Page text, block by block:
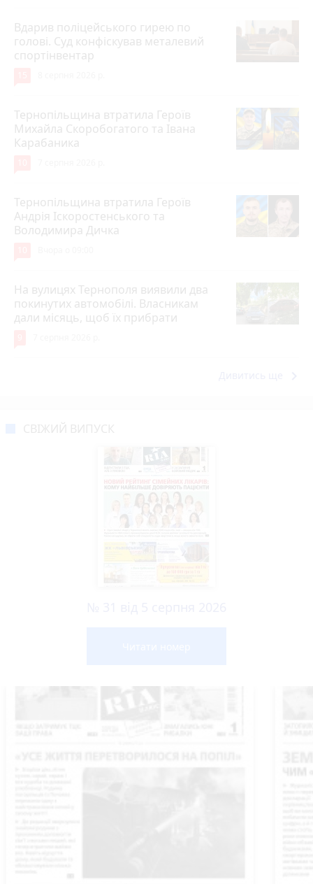
Вдарив поліцейського гирею по
голові. Суд конфіскував металевий
спортінвентар
Тернопільщина втратила Героїв
Михайла Скоробогатого та Івана
Карабаника
Тернопільщина втратила Героїв
Андрія Іскоростенського та
Володимира Дичка
На вулицях Тернополя виявили два
покинутих автомобілі. Власникам
дали місяць, щоб їх прибрати